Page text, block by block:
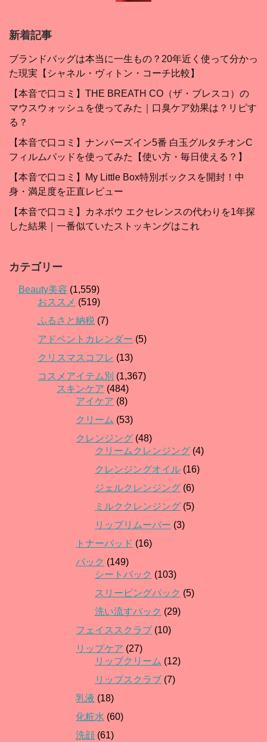
新着記事
ブランドバッグは本当に一生もの？20年近く使って分かっ
た現実【シャネル・ヴィトン・コーチ比較】
【本音で口コミ】THE BREATH CO（ザ・ブレスコ）の
マウスウォッシュを使ってみた｜口臭ケア効果は？リピす
る？
【本音で口コミ】ナンバーズイン5番 白玉グルタチオンC
フィルムパッドを使ってみた【使い方・毎日使える？】
【本音で口コミ】My Little Box特別ボックスを開封！中
身・満足度を正直レビュー
【本音で口コミ】カネボウ エクセレンスの代わりを1年探
した結果｜一番似ていたストッキングはこれ
カテゴリー
Beauty美容 (1,559)
おススメ (519)
ふるさと納税 (7)
アドベントカレンダー (5)
クリスマスコフレ (13)
コスメアイテム別 (1,367)
スキンケア (484)
アイケア (8)
クリーム (53)
クレンジング (48)
クリームクレンジング (4)
クレンジングオイル (16)
ジェルクレンジング (6)
ミルククレンジング (5)
リップリムーバー (3)
トナーパッド (16)
パック (149)
シートパック (103)
スリーピングパック (5)
洗い流すパック (29)
フェイススクラブ (10)
リップケア (27)
リップクリーム (12)
リップスクラブ (7)
乳液 (18)
化粧水 (60)
洗顔 (61)